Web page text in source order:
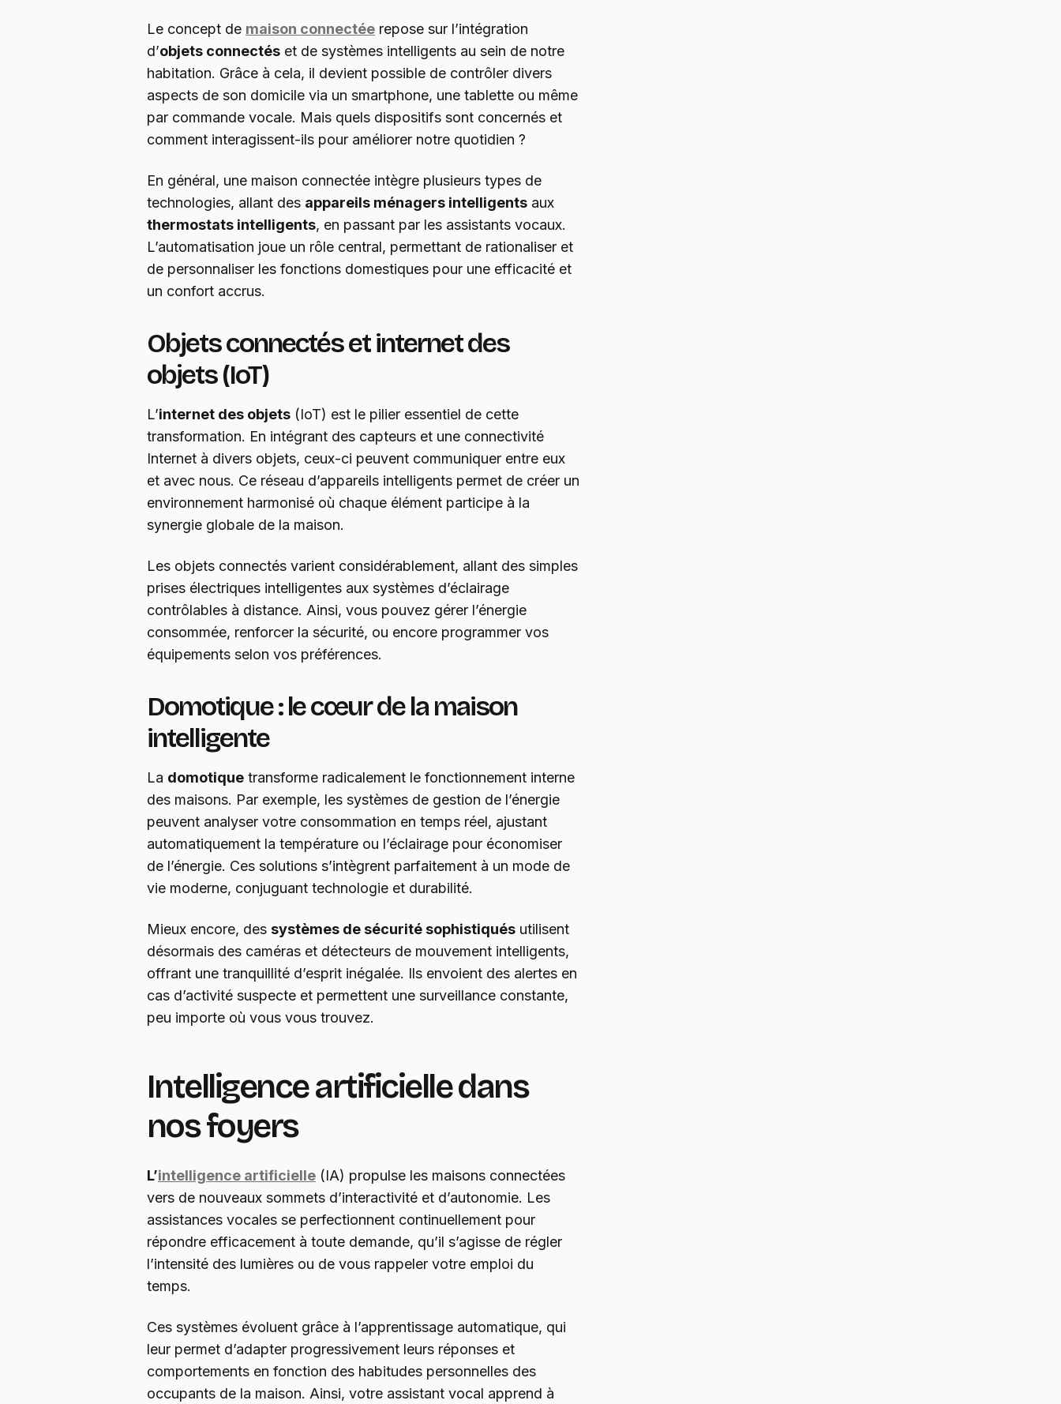
Le concept de maison connectée repose sur l’intégration
d’objets connectés et de systèmes intelligents au sein de notre
habitation. Grâce à cela, il devient possible de contrôler divers
aspects de son domicile via un smartphone, une tablette ou même
par commande vocale. Mais quels dispositifs sont concernés et
comment interagissent-ils pour améliorer notre quotidien ?
En général, une maison connectée intègre plusieurs types de
technologies, allant des appareils ménagers intelligents aux
thermostats intelligents, en passant par les assistants vocaux.
L’automatisation joue un rôle central, permettant de rationaliser et
de personnaliser les fonctions domestiques pour une efficacité et
un confort accrus.
Objets connectés et internet des
objets (IoT)
L’internet des objets (IoT) est le pilier essentiel de cette
transformation. En intégrant des capteurs et une connectivité
Internet à divers objets, ceux-ci peuvent communiquer entre eux
et avec nous. Ce réseau d’appareils intelligents permet de créer un
environnement harmonisé où chaque élément participe à la
synergie globale de la maison.
Les objets connectés varient considérablement, allant des simples
prises électriques intelligentes aux systèmes d’éclairage
contrôlables à distance. Ainsi, vous pouvez gérer l’énergie
consommée, renforcer la sécurité, ou encore programmer vos
équipements selon vos préférences.
Domotique : le cœur de la maison
intelligente
La domotique transforme radicalement le fonctionnement interne
des maisons. Par exemple, les systèmes de gestion de l’énergie
peuvent analyser votre consommation en temps réel, ajustant
automatiquement la température ou l’éclairage pour économiser
de l’énergie. Ces solutions s’intègrent parfaitement à un mode de
vie moderne, conjuguant technologie et durabilité.
Mieux encore, des systèmes de sécurité sophistiqués utilisent
désormais des caméras et détecteurs de mouvement intelligents,
offrant une tranquillité d’esprit inégalée. Ils envoient des alertes en
cas d’activité suspecte et permettent une surveillance constante,
peu importe où vous vous trouvez.
Intelligence artificielle dans
nos foyers
L’intelligence artificielle (IA) propulse les maisons connectées
vers de nouveaux sommets d’interactivité et d’autonomie. Les
assistances vocales se perfectionnent continuellement pour
répondre efficacement à toute demande, qu’il s’agisse de régler
l’intensité des lumières ou de vous rappeler votre emploi du
temps.
Ces systèmes évoluent grâce à l’apprentissage automatique, qui
leur permet d’adapter progressivement leurs réponses et
comportements en fonction des habitudes personnelles des
occupants de la maison. Ainsi, votre assistant vocal apprend à